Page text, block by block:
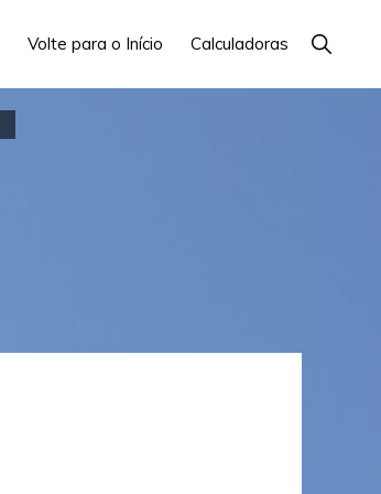
Volte para o Início Calculadoras Show
Search